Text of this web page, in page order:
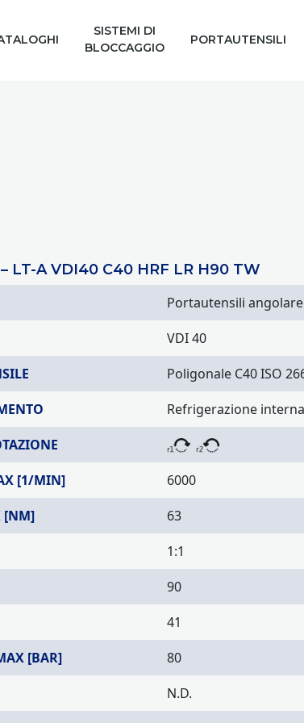
SISTEMI DI
BLOCCAGGIO
PORTAUTENSILI
LT-A VDI40 C40 HRF LR H90 TW
Portautensili angolare
VDI 40
Poligonale C40 ISO
Refrigerazione
[1/MIN]
6000
[NM]
63
1:1
90
41
[BAR]
80
N.D.